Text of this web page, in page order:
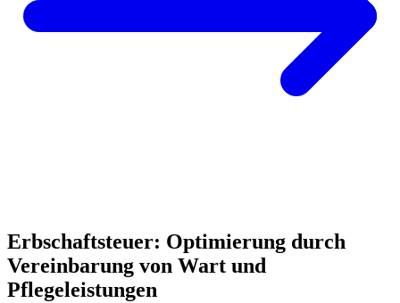
Erbschaftsteuer: Optimierung durch
Vereinbarung von Wart und
Pflegeleistungen